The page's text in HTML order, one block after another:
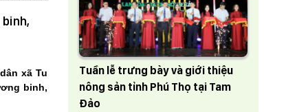
xã Tu
binh,
Tuần lễ trưng bày và giới thiệu
nông sản tỉnh Phú Thọ tại Tam
Đảo